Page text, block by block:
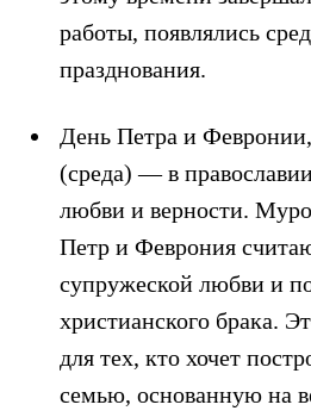
работы, появлялись
празднования.
День Петра и
(среда) — в
любви и верности.
Петр и Феврония
супружеской любви и
христианского брака.
для тех, кто хочет
семью, основанную на